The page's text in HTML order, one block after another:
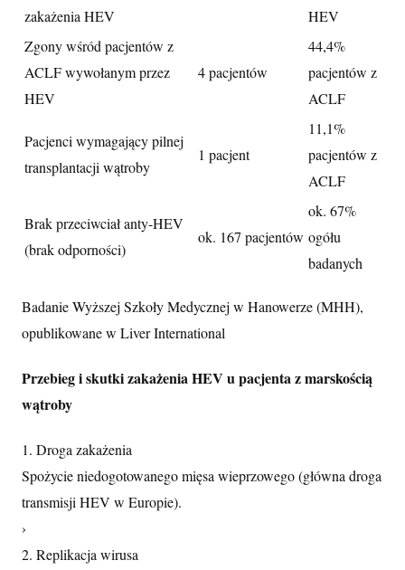
zakażenia HEV
HEV
Zgony wśród pacjentów z
ACLF wywołanym przez
HEV
4 pacjentów
44,4%
pacjentów z
ACLF
Pacjenci wymagający pilnej
transplantacji wątroby
1 pacjent
11,1%
pacjentów z
ACLF
Brak przeciwciał anty-HEV
(brak odporności)
ok. 167 pacjentów
ok. 67%
ogółu
badanych
Badanie Wyższej Szkoły Medycznej w Hanowerze (MHH),
opublikowane w Liver International
Przebieg i skutki zakażenia HEV u pacjenta z marskością
wątroby
1. Droga zakażenia
Spożycie niedogotowanego mięsa wieprzowego (główna droga
transmisji HEV w Europie).
›
2. Replikacja wirusa